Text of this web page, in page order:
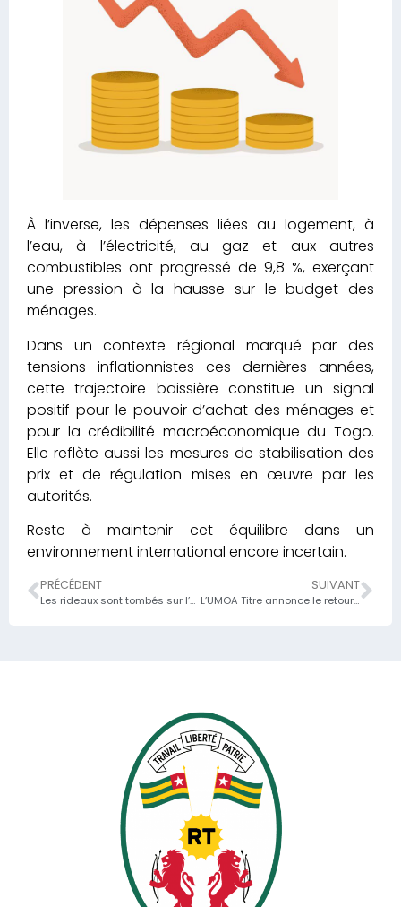
À l’inverse, les dépenses liées au logement, à
l’eau, à l’électricité, au gaz et aux autres
combustibles ont progressé de 9,8 %, exerçant
une pression à la hausse sur le budget des
ménages.
Dans un contexte régional marqué par des
tensions inflationnistes ces dernières années,
cette trajectoire baissière constitue un signal
positif pour le pouvoir d’achat des ménages et
pour la crédibilité macroéconomique du Togo.
Elle reflète aussi les mesures de stabilisation des
prix et de régulation mises en œuvre par les
autorités.
Reste à maintenir cet équilibre dans un
environnement international encore incertain.
PRÉCÉDENT
Les rideaux sont tombés sur l’atelier régional de Renforcement des capacités en matière de fiscalité sensible au climat en Afrique ;
SUIVANT
L’UMOA Titre annonce le retour du Togo sur le marché régional à travers un communiqué;